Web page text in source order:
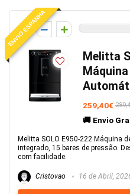
ENVIO ESPANHA
0
Melitta
259,40€
🚚 Envio
Melitta SOLO E950-222 Máquina
integrado, 15 bares de pressão.
com facilidade.
Cristovao 16 de Abril,